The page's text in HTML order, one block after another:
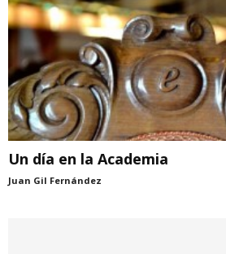
Un día en la Academia
Juan Gil Fernández